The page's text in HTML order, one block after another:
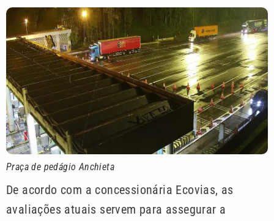
Praça de pedágio Anchieta
De acordo com a concessionária Ecovias, as
avaliações atuais servem para assegurar a